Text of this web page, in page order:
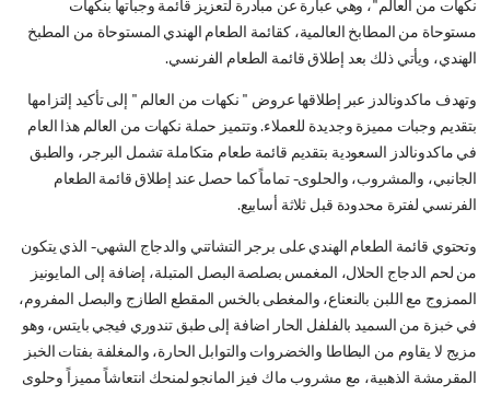
نكهات من العالم"، وهي عبارة عن مبادرة لتعزيز قائمة وجباتها بنكهات
مستوحاة من المطابخ العالمية، كقائمة الطعام الهندي المستوحاة من المطبخ
الهندي، ويأتي ذلك بعد إطلاق قائمة الطعام الفرنسي.
وتهدف ماكدونالدز عبر إطلاقها عروض " نكهات من العالم " إلى تأكيد إلتزامها
بتقديم وجبات مميزة وجديدة للعملاء. وتتميز حملة نكهات من العالم هذا العام
في ماكدونالدز السعودية بتقديم قائمة طعام متكاملة تشمل البرجر، والطبق
الجانبي، والمشروب، والحلوى- تماماً كما حصل عند إطلاق قائمة الطعام
الفرنسي لفترة محدودة قبل ثلاثة أسابيع.
وتحتوي قائمة الطعام الهندي على برجر التشاتني والدجاج الشهي- الذي يتكون
من لحم الدجاج الحلال، المغمس بصلصة البصل المتبلة، إضافة إلى المايونيز
الممزوج مع اللبن بالنعناع، والمغطى بالخس المقطع الطازج والبصل المفروم،
في خبزة من السميد بالفلفل الحار اضافة إلى طبق تندوري فيجي بايتس، وهو
مزيج لا يقاوم من البطاطا والخضروات والتوابل الحارة، والمغلفة بفتات الخبز
المقرمشة الذهبية، مع مشروب ماك فيز المانجو لمنحك انتعاشاً مميزاً وحلوى